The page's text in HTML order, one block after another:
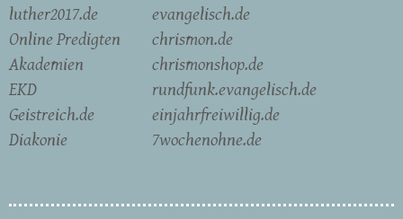
luther2017.de
Online Predigten
Akademien
EKD
Geistreich.de
Diakonie
evangelisch.de
chrismon.de
chrismonshop.de
rundfunk.evangelisch.de
einjahrfreiwillig.de
7wochenohne.de